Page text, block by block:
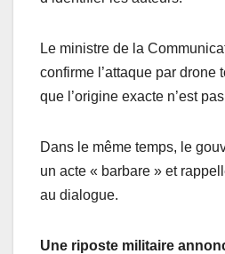
Le ministre de la
confirme l’attaque par drone
que l’origine exacte n’est
Dans le même temps, le
un acte « barbare » et
au dialogue.
Une riposte militaire